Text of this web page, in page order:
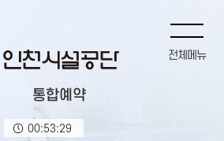
통합예약
00:53:30
전체메뉴